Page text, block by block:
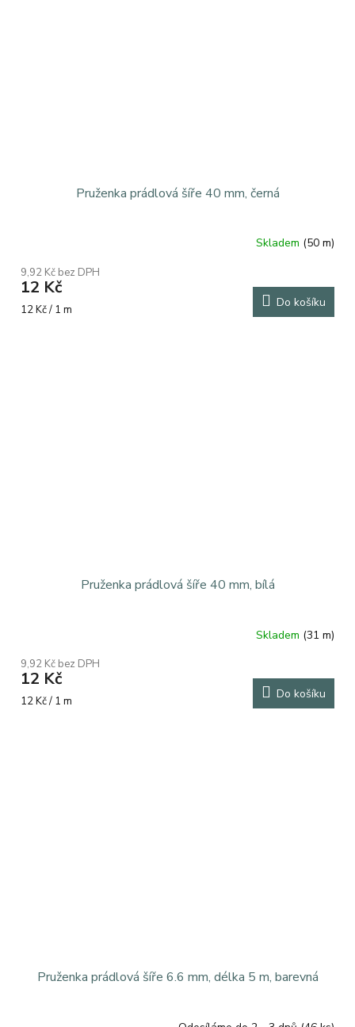
Pruženka prádlová šíře 40 mm, černá
Skladem (50 m)
9,92 Kč bez DPH
12 Kč
Měrná
12 Kč / 1 m Do košíku
Pruženka prádlová šíře 40 mm, bílá
Skladem (31 m)
9,92 Kč bez DPH
12 Kč
Měrná
12 Kč / 1 m Do košíku
Pruženka prádlová šíře 6.6 mm, délka 5 m, barevná